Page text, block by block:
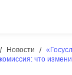
Новости
что